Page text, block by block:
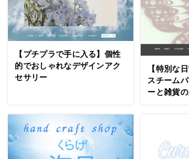
【プチプラで手に入る】個性
的でおしゃれなデザインアク
セサリー
【特別な
スチーム
ーと雑貨